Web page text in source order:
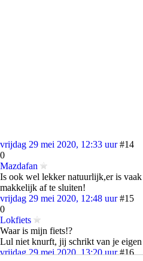
vrijdag 29 mei 2020, 12:33 uur #14
0
Mazdafan
Is ook wel lekker natuurlijk,er is
makkelijk af te sluiten!
vrijdag 29 mei 2020, 12:48 uur #15
0
Lokfiets
Waar is mijn fiets!?
Lul niet knurft, jij schrikt van je eigen
vrijdag 29 mei 2020, 13:20 uur #16